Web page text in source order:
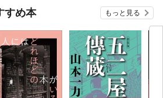
すめ本 もっと見る